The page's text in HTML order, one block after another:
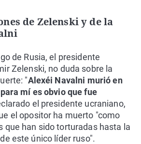
de Zelenski y de la
de Rusia, el presidente
Zelenski, no duda sobre la
"Alexéi Navalni murió en
mí es obvio que fue
el presidente ucraniano,
el opositor ha muerto "como
que han sido torturadas hasta la
este único líder ruso".